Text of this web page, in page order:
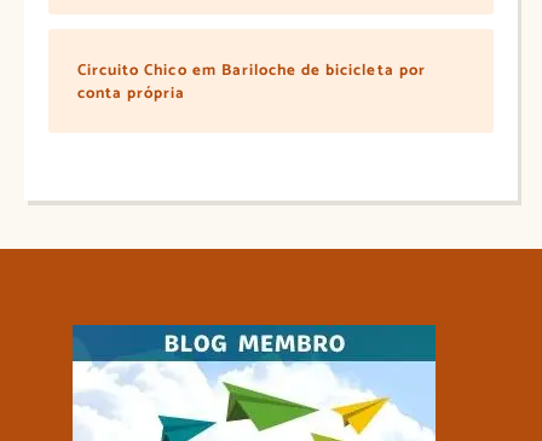
Circuito Chico em Bariloche de bicicleta por
conta própria